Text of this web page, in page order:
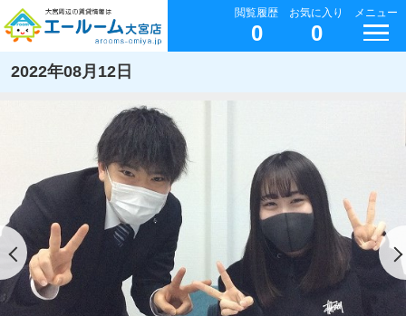
閲覧履歴
0
お気に入り
0
メニュー
2022年08月12日